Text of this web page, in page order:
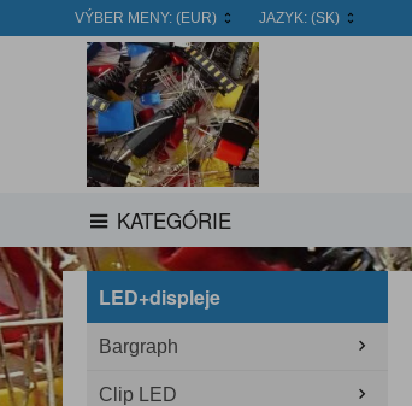
VÝBER MENY: (EUR) JAZYK: (SK)
KATEGÓRIE
LED+displeje
Bargraph
Clip LED